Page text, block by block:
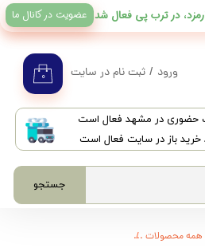
حضوری در مشهد فعال است
خرید باز در سایت فعال است
جستجو
۰ ورود / ثبت نام در سایت
عضویت در کانال ما
همه محصولات